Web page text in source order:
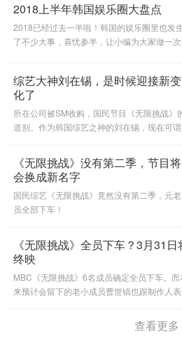
2018上半年韩国娱乐圈大盘点
2018已经过去一半啦！韩国的娱乐圈里也发
了不少大事，喜忧参半，让小编为大家做一
综艺大神刘在锡，是时候迎接新变
化了
所在公司被SM收购，国民节目《无限挑战》
道别。作为韩国综艺之神的刘在锡，现在可
《无限挑战》没有第二季，节目将
会换成新名字
国民综艺《无限挑战》竟然没有第二季，元
员全部下车！
《无限挑战》全员下车？3月31日
终映
MBC《无限挑战》6名成员确定全员下车。而
来预计会留下的老小成员曹世镐也跟制作人
后录影还没确定，毕竟最后一次是特别的日子
预计将会是回顾过去的特辑。不过查看更多